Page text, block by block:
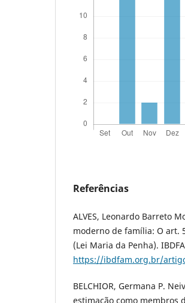
Referências
ALVES, Leonardo Barreto
moderno de família: O art.
(Lei Maria da Penha).
https://ibdfam.org.br/
BELCHIOR, Germana P.
estimação como membros